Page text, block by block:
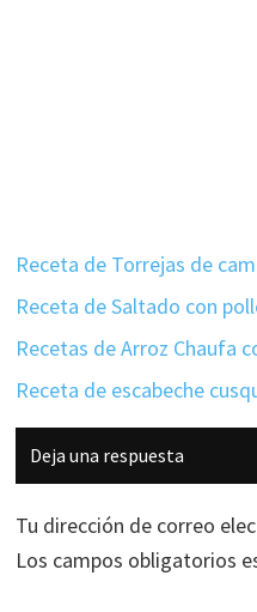
Receta de Torrejas de
Receta de Saltado con
Recetas de Arroz Chaufa
Receta de escabeche
Interacciones
con
los
lectores
Deja una respuesta
Tu dirección de correo
Los campos obligatorios